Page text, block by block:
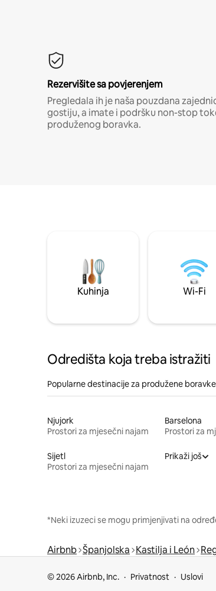
Rezervišite sa povjerenjem
Pregledala ih je naša pouzdana
gostiju, a imate i podršku non-stop
produženog boravka.
Kuhinja Wi-Fi
Odredišta koja treba istražiti
Popularne destinacije za produžene boravke
Njujork
Prostori za mjesečni najam
Barselona
Prostori za
Sijetl
Prostori za mjesečni najam
Prikaži još
*Neki izuzeci se mogu primjenjivati na
Airbnb Španjolska Kastilja i León
© 2026 Airbnb, Inc. Privatnost Uslovi